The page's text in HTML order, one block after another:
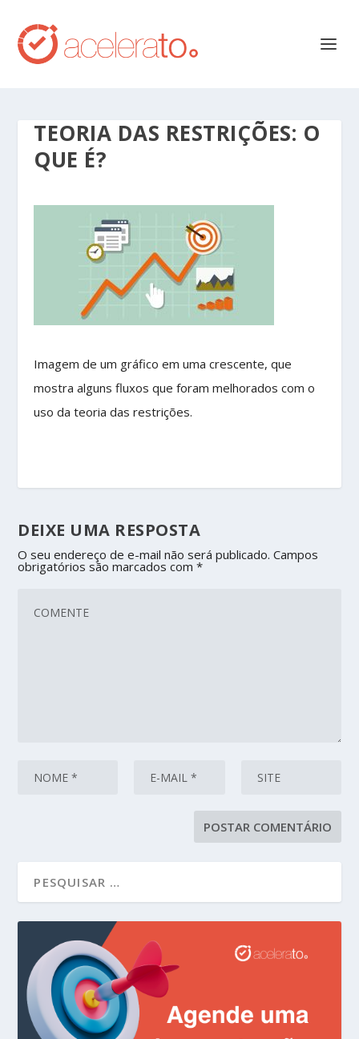
TEORIA DAS RESTRIÇÕES: O
QUE É?
Imagem de um gráfico em uma crescente, que
mostra alguns fluxos que foram melhorados com o
uso da teoria das restrições.
DEIXE UMA RESPOSTA
O seu endereço de e-mail não será publicado. Campos
obrigatórios são marcados com*